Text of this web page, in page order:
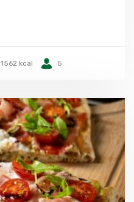
1562 kcal 5